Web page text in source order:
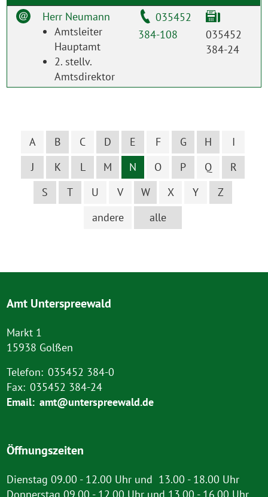
Herr Neumann
Amtsleiter
Hauptamt
2. stellv.
Amtsdirektor
035452
384-108
035452
384-24
alle
A B C D E F G H
I
J
K L M N O P Q
R
S
T U V W X Y
Z
andere
Amt Unterspreewald
Markt 1
15938 Golßen
Telefon: 035452 384-0
Fax: 035452 384-24
Email: amt@unterspreewald.de
Öffnungszeiten
Dienstag 09.00 - 12.00 Uhr und 13.00 - 18.00 Uhr